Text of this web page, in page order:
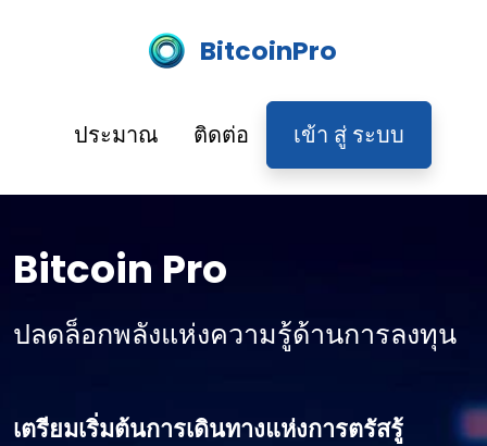
BitcoinPro
ประมาณ ติดต่อ เข้า สู่ ระบบ
Bitcoin Pro
ปลดล็อกพลังแห่งความรู้ด้านการลงทุน
เตรียมเริ่มต้นการเดินทางแห่งการตรัสรู้